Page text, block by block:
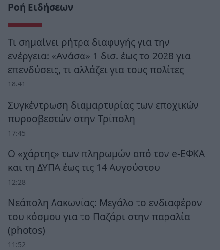
Ροή Ειδήσεων
Τι σημαίνει ρήτρα διαφυγής για την
ενέργεια: «Ανάσα» 1 δισ. έως το 2028 για
επενδύσεις, τι αλλάζει για τους πολίτες
18:41
Συγκέντρωση διαμαρτυρίας των εποχικών
πυροσβεστών στην Τρίπολη
17:45
Ο «χάρτης» των πληρωμών από τον e-ΕΦΚΑ
και τη ΔΥΠΑ έως τις 14 Αυγούστου
12:28
Νεάπολη Λακωνίας: Μεγάλο το ενδιαφέρον
του κόσμου για το Παζάρι στην παραλία
(photos)
11:52